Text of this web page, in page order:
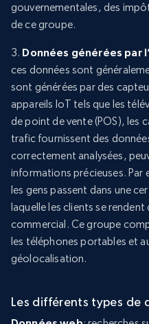
gouvernementales, des
de ce groupe.
3. Données générées par
ces données sont
sont générées par des
appareils IoT tels que les
de point de vente (POS), les
trafic fournissent des
correctement analysées,
informations précieuses. Par
les gens passent dans une
laquelle les clients se
commercial. Ce groupe
les téléphones portables et
géolocalisation.
Les différents types de